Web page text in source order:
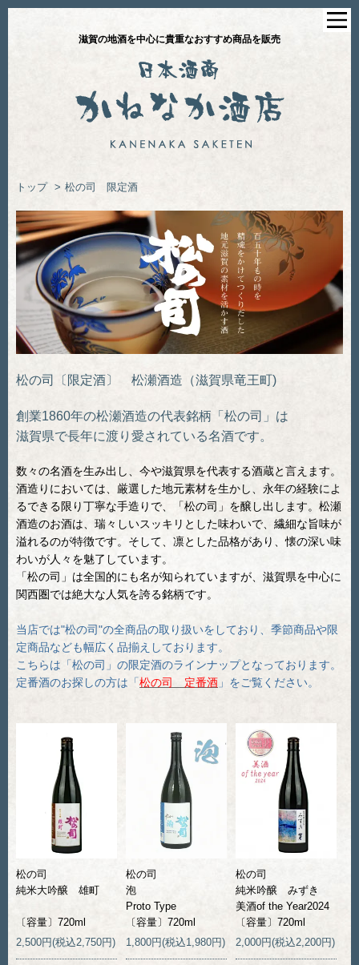
滋賀の地酒を中心に貴重なおすすめ商品を販売
トップ > 松の司 限定酒
松の司〔限定酒〕 松瀬酒造（滋賀県竜王町)
創業1860年の松瀬酒造の代表銘柄「松の司」は
滋賀県で長年に渡り愛されている名酒です。
数々の名酒を生み出し、今や滋賀県を代表する酒蔵と言えます。
酒造りにおいては、厳選した地元素材を生かし、永年の経験によ
るできる限り丁寧な手造りで、「松の司」を醸し出します。松瀬
酒造のお酒は、瑞々しいスッキリとした味わいで、繊細な旨味が
溢れるのが特徴です。そして、凛とした品格があり、懐の深い味
わいが人々を魅了しています。
「松の司」は全国的にも名が知られていますが、滋賀県を中心に
関西圏では絶大な人気を誇る銘柄です。
当店では"松の司"の全商品の取り扱いをしており、季節商品や限
定商品なども幅広く品揃えしております。
こちらは「松の司」の限定酒のラインナップとなっております。
定番酒のお探しの方は「松の司 定番酒 」をご覧ください。
松の司
純米大吟醸 雄町
〔容量〕720ml
2,500円(税込2,750円)
松の司
泡
Proto Type
〔容量〕720ml
1,800円(税込1,980円)
松の司
純米吟醸 みずき
美酒of the Year2024
〔容量〕720ml
2,000円(税込2,200円)